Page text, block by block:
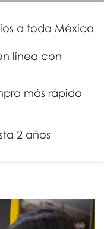
a todo México
línea con
más rápido
2 años